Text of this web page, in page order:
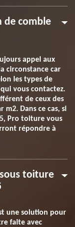
de comble
appel aux
circonstance car
les types de
vous contactez.
de ceux des
m2. Dans ce cas, si
Pro toiture vous
répondre à
toiture
une solution pour
faite avec